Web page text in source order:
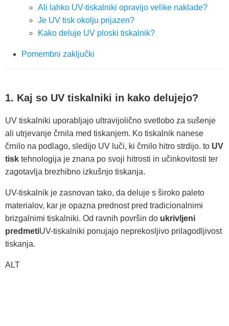
Ali lahko UV-tiskalniki opravijo velike naklade?
Je UV tisk okolju prijazen?
Kako deluje UV ploski tiskalnik?
Pomembni zaključki
1. Kaj so UV tiskalniki in kako delujejo?
UV tiskalniki uporabljajo ultravijolično svetlobo za sušenje
ali utrjevanje črnila med tiskanjem. Ko tiskalnik nanese
črnilo na podlago, sledijo UV luči, ki črnilo hitro strdijo. to UV
tisk tehnologija je znana po svoji hitrosti in učinkovitosti ter
zagotavlja brezhibno izkušnjo tiskanja.
UV-tiskalnik je zasnovan tako, da deluje s široko paleto
materialov, kar je opazna prednost pred tradicionalnimi
brizgalnimi tiskalniki. Od ravnih površin do ukrivljeni
predmetiUV-tiskalniki ponujajo neprekosljivo prilagodljivost
tiskanja.
ALT